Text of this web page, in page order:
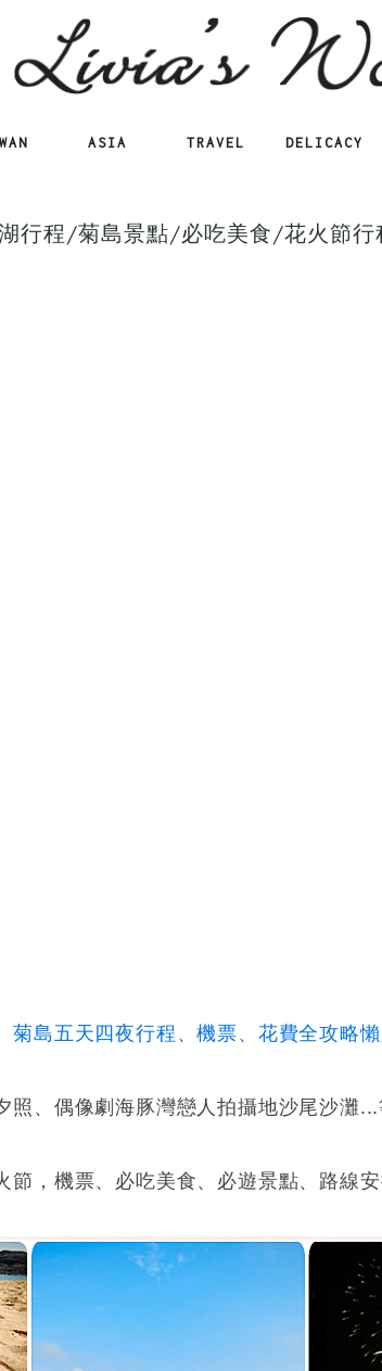
ASIA TRAVEL DELICACY
湖行程/菊島景點/必吃美食/花火節行
菊島五天四夜行程、機票、花費全攻略懶
、偶像劇海豚灣戀人拍攝地沙尾沙灘...
，機票、必吃美食、必遊景點、路線安